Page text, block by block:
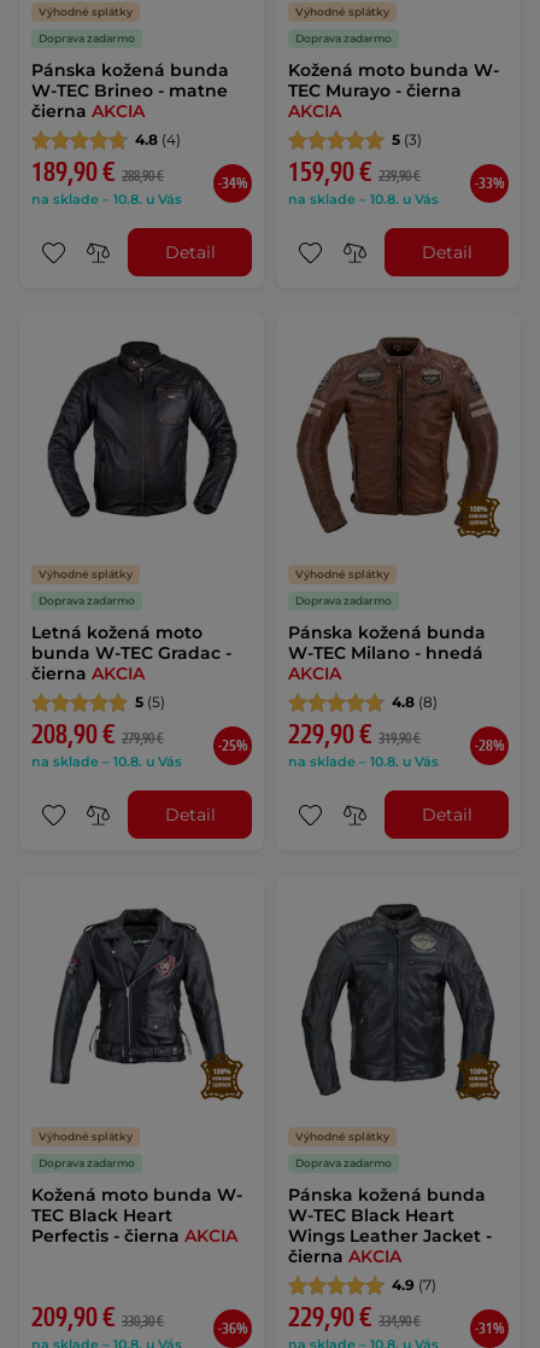
Výhodné splátky
Doprava zadarmo
Pánska kožená bunda
W-TEC Brineo - matne
čierna AKCIA
4.8 (4)
189,90 € 288,90 €
na sklade – 10.8. u Vás
-34%
Detail
Výhodné splátky
Doprava zadarmo
Kožená moto bunda W-
TEC Murayo - čierna
AKCIA
5 (3)
159,90 € 239,90 €
na sklade – 10.8. u Vás
-33%
Detail
Výhodné splátky
Doprava zadarmo
Letná kožená moto
bunda W-TEC Gradac -
čierna AKCIA
5 (5)
208,90 € 279,90 €
na sklade – 10.8. u Vás
-25%
Detail
Výhodné splátky
Doprava zadarmo
Pánska kožená bunda
W-TEC Milano - hnedá
AKCIA
4.8 (8)
229,90 € 319,90 €
na sklade – 10.8. u Vás
-28%
Detail
Výhodné splátky
Doprava zadarmo
Kožená moto bunda W-
TEC Black Heart
Perfectis - čierna AKCIA
209,90 € 330,30 €
na sklade – 10.8. u Vás
-36%
Výhodné splátky
Doprava zadarmo
Pánska kožená bunda
W-TEC Black Heart
Wings Leather Jacket -
čierna AKCIA
4.9 (7)
229,90 € 334,90 €
na sklade – 10.8. u Vás
-31%